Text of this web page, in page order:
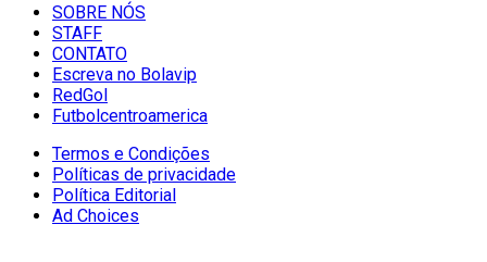
SOBRE NÓS
STAFF
CONTATO
Escreva no Bolavip
RedGol
Futbolcentroamerica
Termos e Condições
Políticas de privacidade
Política Editorial
Ad Choices